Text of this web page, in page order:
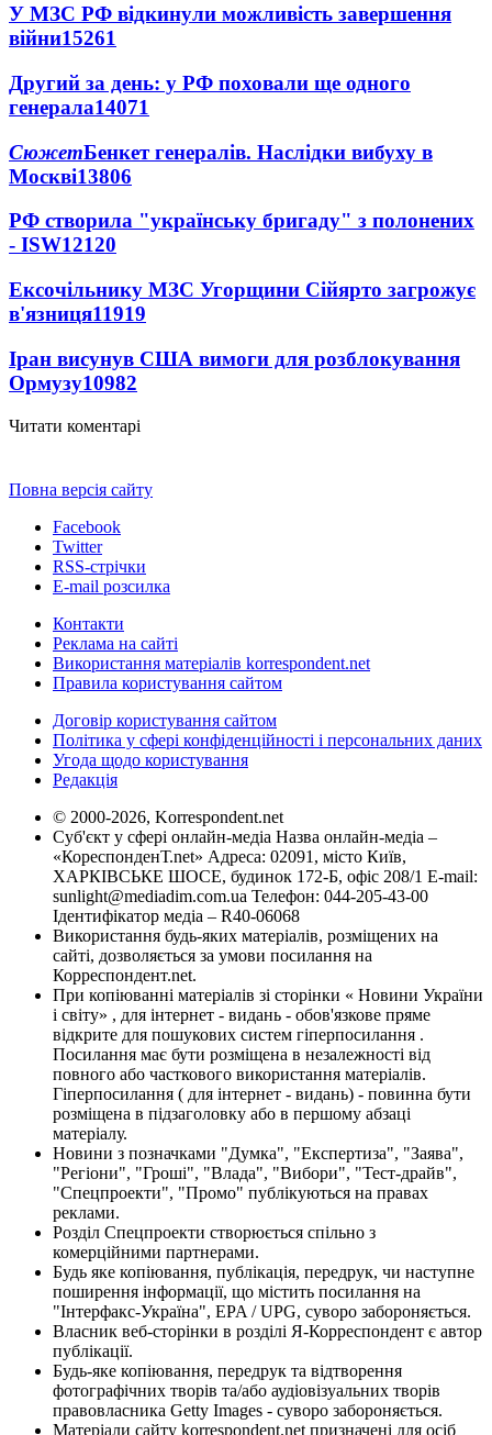
У МЗС РФ відкинули можливість завершення
війни15261
Другий за день: у РФ поховали ще одного
генерала14071
СюжетБенкет генералів. Наслідки вибуху в
Москві13806
РФ створила "українську бригаду" з полонених
- ISW12120
Ексочільнику МЗС Угорщини Сійярто загрожує
в'язниця11919
Іран висунув США вимоги для розблокування
Ормузу10982
Читати коментарі
Повна версія сайту
Facebook
Twitter
RSS-стрічки
E-mail розсилка
Контакти
Реклама на сайті
Використання матеріалів korrespondent.net
Правила користування сайтом
Договір користування сайтом
Політика у сфері конфіденційності і персональних даних
Угода щодо користування
Редакція
© 2000-2026, Korrespondent.net
Суб'єкт у сфері онлайн-медіа Назва онлайн-медіа –
«КореспонденТ.net» Адреса: 02091, місто Київ,
ХАРКІВСЬКЕ ШОСЕ, будинок 172-Б, офіс 208/1 E-mail:
sunlight@mediadim.com.ua Телефон: 044-205-43-00
Ідентифікатор медіа – R40-06068
Використання будь-яких матеріалів, розміщених на
сайті, дозволяється за умови посилання на
Корреспондент.net.
При копіюванні матеріалів зі сторінки « Новини України
і світу» , для інтернет - видань - обов'язкове пряме
відкрите для пошукових систем гіперпосилання .
Посилання має бути розміщена в незалежності від
повного або часткового використання матеріалів.
Гіперпосилання ( для інтернет - видань) - повинна бути
розміщена в підзаголовку або в першому абзаці
матеріалу.
Новини з позначками "Думка", "Експертиза", "Заява",
"Регіони", "Гроші", "Влада", "Вибори", "Тест-драйв",
"Спецпроекти", "Промо" публікуються на правах
реклами.
Розділ Спецпроекти створюється спільно з
комерційними партнерами.
Будь яке копіювання, публікація, передрук, чи наступне
поширення інформації, що містить посилання на
"Інтерфакс-Україна", EPA / UPG, суворо забороняється.
Власник веб-сторінки в розділі Я-Корреспондент є автор
публікації.
Будь-яке копіювання, передрук та відтворення
фотографічних творів та/або аудіовізуальних творів
правовласника Getty Images - суворо забороняється.
Матеріали сайту korrespondent.net призначені для осіб